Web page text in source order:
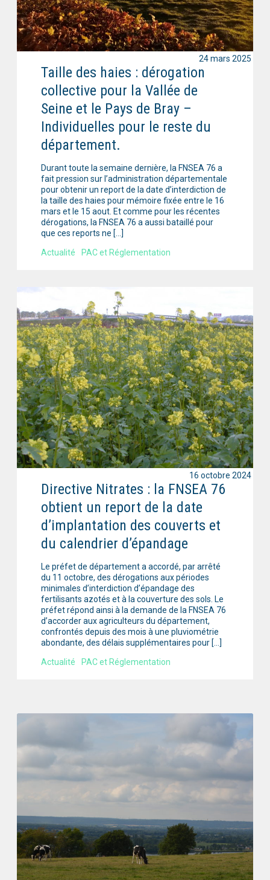
Taille des haies : dérogation
collective pour la Vallée de
Seine et le Pays de Bray –
Individuelles pour le reste du
département.
Durant toute la semaine dernière, la FNSEA 76 a
fait pression sur l’administration départementale
pour obtenir un report de la date d’interdiction de
la taille des haies pour mémoire fixée entre le 16
mars et le 15 aout. Et comme pour les récentes
dérogations, la FNSEA 76 a aussi bataillé pour
que ces reports ne […]
Actualité
PAC et Réglementation
24 mars 2025
Directive Nitrates : la FNSEA 76
obtient un report de la date
d’implantation des couverts et
du calendrier d’épandage
Le préfet de département a accordé, par arrêté
du 11 octobre, des dérogations aux périodes
minimales d’interdiction d’épandage des
fertilisants azotés et à la couverture des sols. Le
préfet répond ainsi à la demande de la FNSEA 76
d’accorder aux agriculteurs du département,
confrontés depuis des mois à une pluviométrie
abondante, des délais supplémentaires pour […]
Actualité
PAC et Réglementation
16 octobre 2024